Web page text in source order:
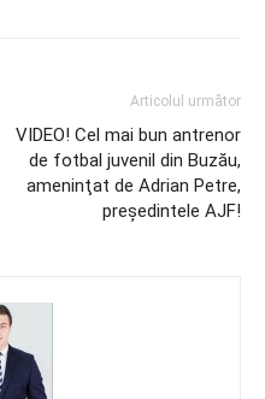
Articolul următor
VIDEO! Cel mai bun antrenor
de fotbal juvenil din Buzău,
ameninţat de Adrian Petre,
preşedintele AJF!